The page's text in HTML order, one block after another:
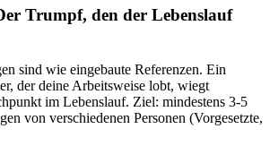
Trumpf, den der Lebenslauf
sind wie eingebaute Referenzen. Ein
der deine Arbeitsweise lobt, wiegt
im Lebenslauf. Ziel: mindestens 3-5
von verschiedenen Personen (Vorgesetzte,